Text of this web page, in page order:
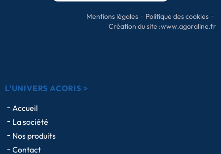
Mentions légales
Politique des cookies
Création du site :www.agoraline.fr
L'UNIVERS ACORIS >
Accueil
La société
Nos produits
Contact